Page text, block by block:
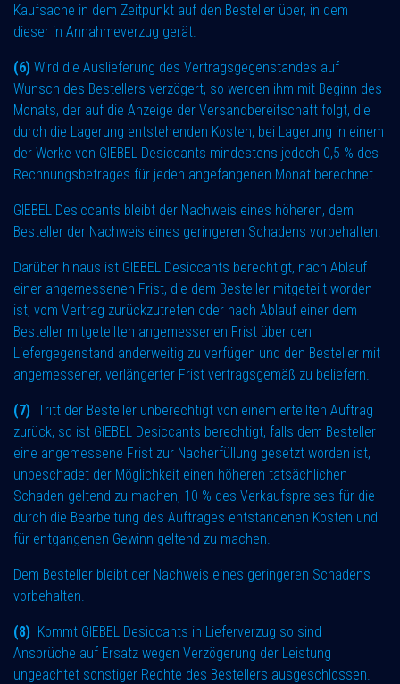
Kaufsache in dem Zeitpunkt auf den Besteller über, in dem
dieser in Annahmeverzug gerät.
(6) Wird die Auslieferung des Vertragsgegenstandes auf
Wunsch des Bestellers verzögert, so werden ihm mit Beginn des
Monats, der auf die Anzeige der Versandbereitschaft folgt, die
durch die Lagerung entstehenden Kosten, bei Lagerung in einem
der Werke von GIEBEL Desiccants mindestens jedoch 0,5 % des
Rechnungsbetrages für jeden angefangenen Monat berechnet.
GIEBEL Desiccants bleibt der Nachweis eines höheren, dem
Besteller der Nachweis eines geringeren Schadens vorbehalten.
Darüber hinaus ist GIEBEL Desiccants berechtigt, nach Ablauf
einer angemessenen Frist, die dem Besteller mitgeteilt worden
ist, vom Vertrag zurückzutreten oder nach Ablauf einer dem
Besteller mitgeteilten angemessenen Frist über den
Liefergegenstand anderweitig zu verfügen und den Besteller mit
angemessener, verlängerter Frist vertragsgemäß zu beliefern.
(7) Tritt der Besteller unberechtigt von einem erteilten Auftrag
zurück, so ist GIEBEL Desiccants berechtigt, falls dem Besteller
eine angemessene Frist zur Nacherfüllung gesetzt worden ist,
unbeschadet der Möglichkeit einen höheren tatsächlichen
Schaden geltend zu machen, 10 % des Verkaufspreises für die
durch die Bearbeitung des Auftrages entstandenen Kosten und
für entgangenen Gewinn geltend zu machen.
Dem Besteller bleibt der Nachweis eines geringeren Schadens
vorbehalten.
(8) Kommt GIEBEL Desiccants in Lieferverzug so sind
Ansprüche auf Ersatz wegen Verzögerung der Leistung
ungeachtet sonstiger Rechte des Bestellers ausgeschlossen.